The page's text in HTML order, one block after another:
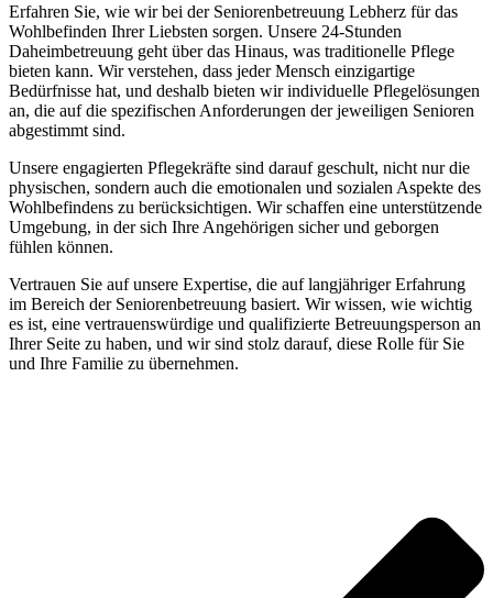
Erfahren Sie, wie wir bei der Seniorenbetreuung Lebherz für das
Wohlbefinden Ihrer Liebsten sorgen. Unsere 24-Stunden
Daheimbetreuung geht über das Hinaus, was traditionelle Pflege
bieten kann. Wir verstehen, dass jeder Mensch einzigartige
Bedürfnisse hat, und deshalb bieten wir individuelle Pflegelösungen
an, die auf die spezifischen Anforderungen der jeweiligen Senioren
abgestimmt sind.
Unsere engagierten Pflegekräfte sind darauf geschult, nicht nur die
physischen, sondern auch die emotionalen und sozialen Aspekte des
Wohlbefindens zu berücksichtigen. Wir schaffen eine unterstützende
Umgebung, in der sich Ihre Angehörigen sicher und geborgen
fühlen können.
Vertrauen Sie auf unsere Expertise, die auf langjähriger Erfahrung
im Bereich der Seniorenbetreuung basiert. Wir wissen, wie wichtig
es ist, eine vertrauenswürdige und qualifizierte Betreuungsperson an
Ihrer Seite zu haben, und wir sind stolz darauf, diese Rolle für Sie
und Ihre Familie zu übernehmen.